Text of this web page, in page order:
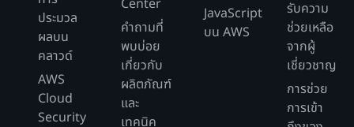
ประมวล
ผลบน
คลาวด์
AWS
Cloud
Security
Center
คำถามที่
พบบ่อย
เกี่ยวกับ
ผลิตภัณฑ์
และ
เทคนิค
JavaScript
บน AWS
รับความ
ช่วยเหลือ
จากผู้
เชี่ยวชาญ
การช่วย
การเข้า